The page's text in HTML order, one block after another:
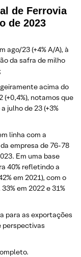
de Ferrovia
de 2023
ago/23 (+4% A/A), à
da safra de milho
acima do
notamos que
julho de 23 (+3%
linha com a
empresa de 76-78
Em uma base
40% refletindo a
em 2021), com o
em 2022 e 31%
para as exportações
perspectivas